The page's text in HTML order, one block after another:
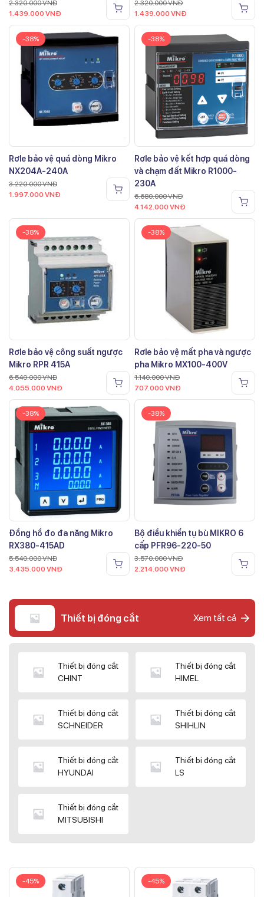
2.320.000VNĐ
1.439.000 VNĐ
2.320.000VNĐ
1.439.000 VNĐ
-38%
Rơle bảo vệ quá dòng Mikro
NX204A-240A
3.220.000VNĐ
1.997.000 VNĐ
-38%
Rơle bảo vệ kết hợp quá dòng
và chạm đất Mikro R1000-
230A
6.680.000VNĐ
4.142.000 VNĐ
-38%
Rơle bảo vệ công suất ngược
Mikro RPR 415A
6.540.000VNĐ
4.055.000 VNĐ
-38%
Rơle bảo vệ mất pha và ngược
pha Mikro MX100-400V
1.140.000VNĐ
707.000 VNĐ
-38%
Đồng hồ đo đa năng Mikro
RX380-415AD
5.540.000VNĐ
3.435.000 VNĐ
-38%
Bộ điều khiển tụ bù MIKRO 6
cấp PFR96-220-50
3.570.000VNĐ
2.214.000 VNĐ
Thiết bị đóng cắt Xem tất cả
Thiết bị đóng cắt
CHINT
Thiết bị đóng cắt
HIMEL
Thiết bị đóng cắt
SCHNEIDER
Thiết bị đóng cắt
SHIHLIN
Thiết bị đóng cắt
HYUNDAI
Thiết bị đóng cắt
LS
Thiết bị đóng cắt
MITSUBISHI
-45% -45%